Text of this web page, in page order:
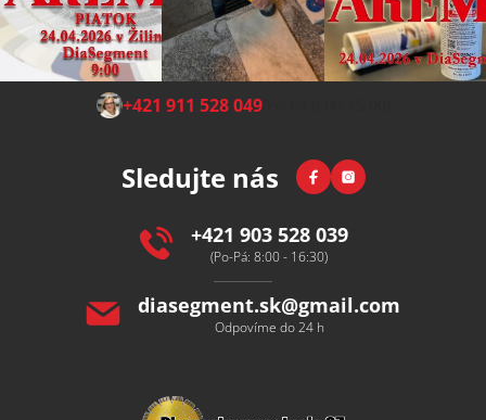
Z +421 911 528 049(Po-Pá 8:00-15:00)
Sledujte nás FacebookInstagram
+421 903 528 039
(Po-Pá: 8:00 - 16:30)
diasegment.sk@gmail.com
Odpovíme do 24 h